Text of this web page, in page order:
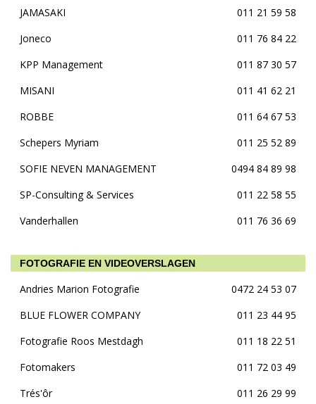
JAMASAKI
011 21 59 58
Joneco
011 76 84 22
KPP Management
011 87 30 57
MISANI
011 41 62 21
ROBBE
011 64 67 53
Schepers Myriam
011 25 52 89
SOFIE NEVEN MANAGEMENT
0494 84 89 98
SP-Consulting & Services
011 22 58 55
Vanderhallen
011 76 36 69
FOTOGRAFIE EN VIDEOVERSLAGEN
Andries Marion Fotografie
0472 24 53 07
BLUE FLOWER COMPANY
011 23 44 95
Fotografie Roos Mestdagh
011 18 22 51
Fotomakers
011 72 03 49
Trés'ôr
011 26 29 99